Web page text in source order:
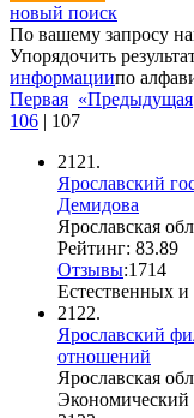
новый поиск
По вашему запросу
Упорядочить
информациипо
Первая «Предыдущая
106 | 107
2121.
Ярославский
Демидова
Ярославская
Рейтинг: 83.89
Отзывы:1714
Естественных
2122.
Ярославский
отношений
Ярославская
Экономический